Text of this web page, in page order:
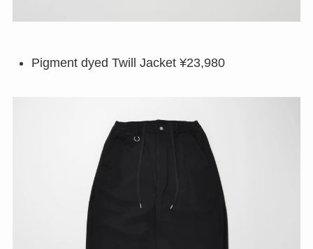
Pigment dyed Twill Jacket ¥23,980